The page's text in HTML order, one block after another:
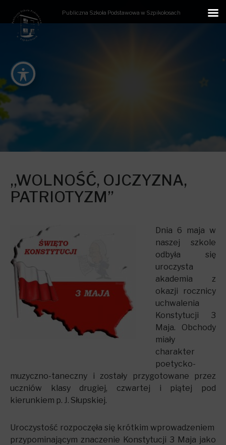
Publiczna Szkoła Podstawowa w Szpikołosach
,,WOLNOŚĆ, OJCZYZNA,
PATRIOTYZM”
Dnia 6 maja w
naszej szkole
odbyła się
uroczysta
akademia z
okazji rocznicy
uchwalenia
Konstytucji 3
Maja. Obchody
miały
charakter
poetycko-
muzyczno-taneczny i zostały przygotowane przez
uczniów klasy drugiej, czwartej i piątej pod
kierunkiem p. J. Słupskiej.
Uroczystość rozpoczęła się krótkim wprowadzeniem
przypominającym znaczenie Konstytucji 3 Maja jako